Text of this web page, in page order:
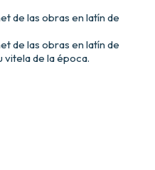
de las obras en latín de
de las obras en latín de
vitela de la época.